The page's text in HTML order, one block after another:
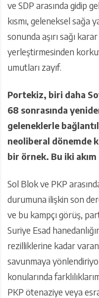
ve SDP arasında gidip
kısmı, geleneksel sağa
sonunda aşırı sağı
yerleştirmesinden
umutları zayıf.
Portekiz, biri daha
68 sonrasında
geleneklerle
neoliberal dönemde
bir örnek. Bu iki
Sol Blok ve PKP
durumuna ilişkin son
ve bu kampçı görüş,
Suriye Esad
rezilliklerine kadar
savunmaya
konularında
PKP ötenaziye veya